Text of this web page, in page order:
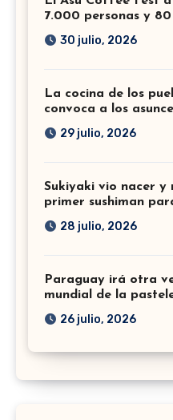
7.000 personas y
30 julio, 2026
La cocina de los
convoca a los
29 julio, 2026
Sukiyaki vio nacer y
primer sushiman
28 julio, 2026
Paraguay irá otra
mundial de la
26 julio, 2026